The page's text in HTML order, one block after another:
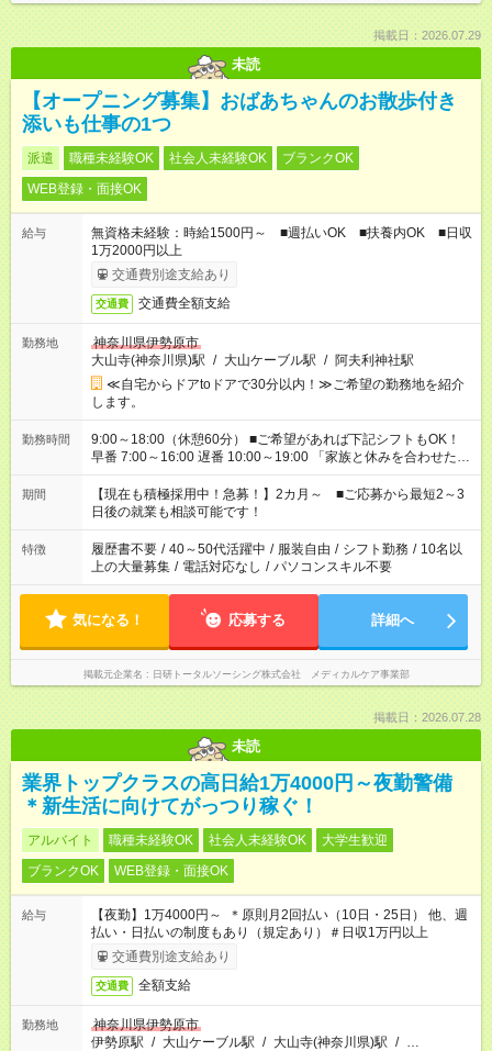
掲載日：2026.07.29
未読
【オープニング募集】おばあちゃんのお散歩付き
添いも仕事の1つ
派遣 職種未経験OK 社会人未経験OK
ブランクOK
WEB登録・面接OK
給与
無資格未経験：時給1500円～ ■週払いOK ■扶養内OK ■日収
1万2000円以上
交通費別途支給あり
交通費 交通費全額支給
勤務地
神奈川県伊勢原市
大山寺(神奈川県)駅 / 大山ケーブル駅 / 阿夫利神社駅
≪自宅からドアtoドアで30分以内！≫ご希望の勤務地を紹介
します。
勤務時間
9:00～18:00（休憩60分） ■ご希望があれば下記シフトもOK！
早番 7:00～16:00 遅番 10:00～19:00 「家族と休みを合わせた
い」 「余裕を持って夕飯の準備がしたい」 「できれば残業はし
たくない」 など、ご希望を教えてくださいね。 ※Wワーク希望
の方へ 今ご覧のお仕事で希望する勤務時間と、もう1つのお仕事
の勤務時間。 合計で週40時間を超える場合は応募できません。
期間
【現在も積極採用中！急募！】2カ月～ ■ご応募から最短2～3
日後の就業も相談可能です！
特徴 履歴書不要 / 40～50代活躍中 / 服装自由 / シフト勤務 / 10名以
上の大量募集 / 電話対応なし / パソコンスキル不要
気になる！ 応募する 詳細へ
掲載元企業名 日研トータルソーシング株式会社 メディカルケア事業部
掲載日：2026.07.28
未読
業界トップクラスの高日給1万4000円～夜勤警備
＊新生活に向けてがっつり稼ぐ！
アルバイト 職種未経験OK 社会人未経験OK
大学生歓迎
ブランクOK
WEB登録・面接OK
給与
【夜勤】1万4000円～ ＊原則月2回払い（10日・25日） 他、週
払い・日払いの制度もあり（規定あり）＃日収1万円以上
交通費別途支給あり
交通費 全額支給
勤務地
神奈川県伊勢原市
伊勢原駅 / 大山ケーブル駅 / 大山寺(神奈川県)駅 / …